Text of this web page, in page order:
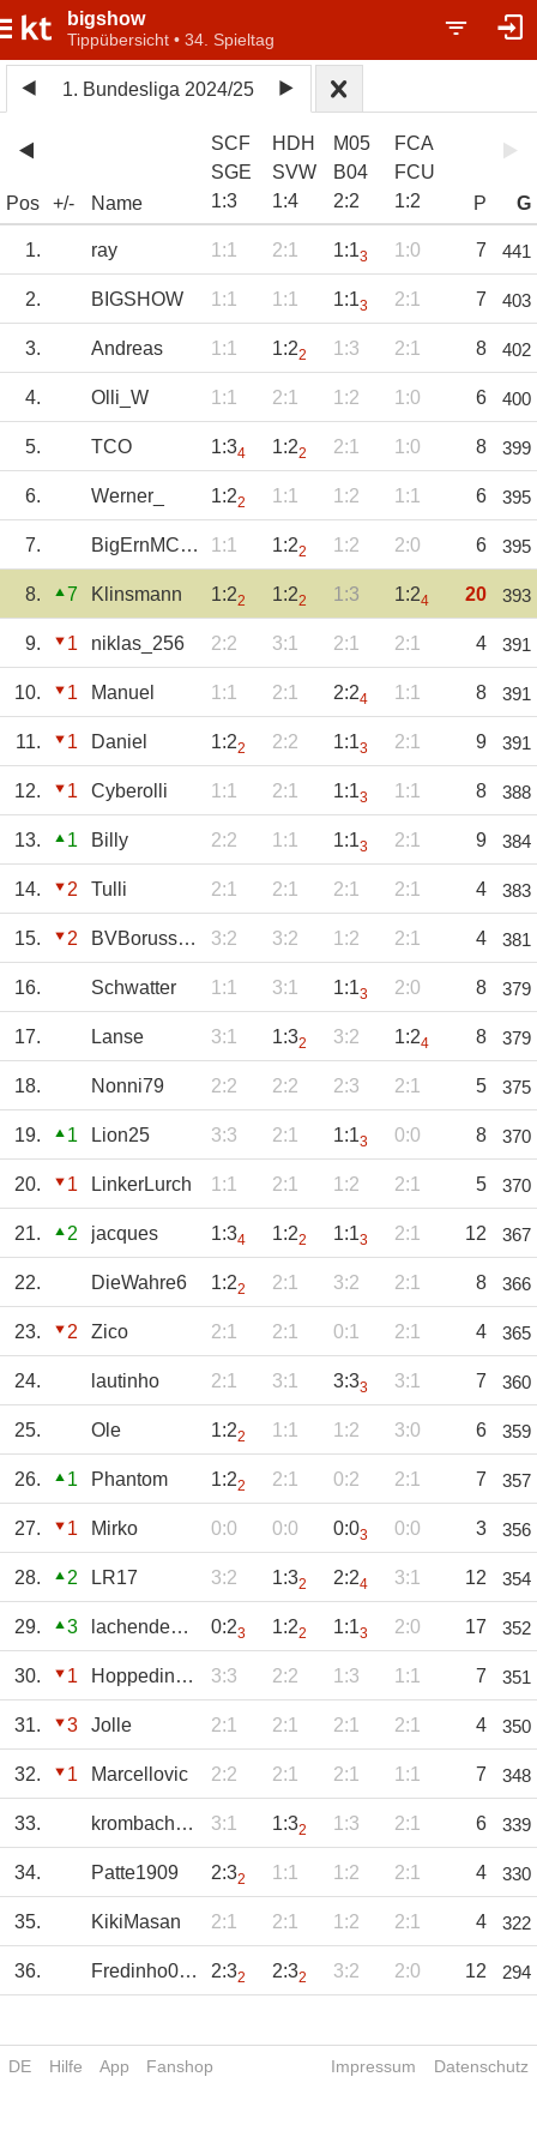
bigshow
Tippübersicht • 34. Spieltag
1. Bundesliga 2024/25
Pos +/- Name
SCF
SGE
1:3
HDH
SVW
1:4
M05
B04
2:2
FCA
FCU
1:2 P G
1. ray 1:1 2:1 1:13 1:0 7 441
2. BIGSHOW 1:1 1:1 1:13 2:1 7 403
3. Andreas 1:1 1:22 1:3 2:1 8 402
4. Olli_W 1:1 2:1 1:2 1:0 6 400
5. TCO 1:34 1:22 2:1 1:0 8 399
6. Werner_ 1:22 1:1 1:2 1:1 6 395
7. BigErnMCCracken 1:1 1:22 1:2 2:0 6 395
8. 7 Klinsmann 1:22 1:22 1:3 1:24 20 393
9. 1 niklas_256 2:2 3:1 2:1 2:1 4 391
10. 1 Manuel 1:1 2:1 2:24 1:1 8 391
11. 1 Daniel 1:22 2:2 1:13 2:1 9 391
12. 1 Cyberolli 1:1 2:1 1:13 1:1 8 388
13. 1 Billy 2:2 1:1 1:13 2:1 9 384
14. 2 Tulli 2:1 2:1 2:1 2:1 4 383
15. 2 BVBorusse09 3:2 3:2 1:2 2:1 4 381
16. Schwatter 1:1 3:1 1:13 2:0 8 379
17. Lanse 3:1 1:32 3:2 1:24 8 379
18. Nonni79 2:2 2:2 2:3 2:1 5 375
19. 1 Lion25 3:3 2:1 1:13 0:0 8 370
20. 1 LinkerLurch 1:1 2:1 1:2 2:1 5 370
21. 2 jacques 1:34 1:22 1:13 2:1 12 367
22. DieWahre6 1:22 2:1 3:2 2:1 8 366
23. 2 Zico 2:1 2:1 0:1 2:1 4 365
24. lautinho 2:1 3:1 3:33 3:1 7 360
25. Ole 1:22 1:1 1:2 3:0 6 359
26. 1 Phantom 1:22 2:1 0:2 2:1 7 357
27. 1 Mirko 0:0 0:0 0:03 0:0 3 356
28. 2 LR17 3:2 1:32 2:24 3:1 12 354
29. 3 lachendehund 0:23 1:22 1:13 2:0 17 352
30. 1 Hoppedinho27 3:3 2:2 1:3 1:1 7 351
31. 3 Jolle 2:1 2:1 2:1 2:1 4 350
32. 1 Marcellovic 2:2 2:1 2:1 1:1 7 348
33. krombacherjunge 3:1 1:32 1:3 2:1 6 339
34. Patte1909 2:32 1:1 1:2 2:1 4 330
35. KikiMasan 2:1 2:1 1:2 2:1 4 322
36. Fredinho007 2:32 2:32 3:2 2:0 12 294
DE Hilfe App Fanshop Impressum Datenschutz